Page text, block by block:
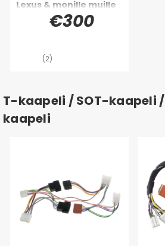
Toyota Rav4:ää.
Lexus & monille muille
€300
(2)
T-kaapeli / SOT-kaapeli /
kaapeli